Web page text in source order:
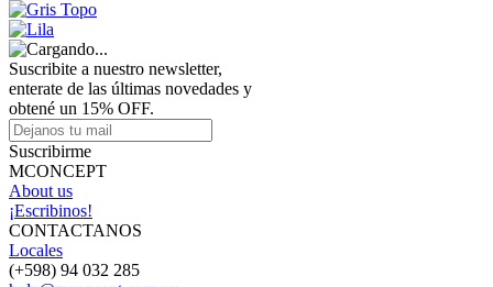
Suscribite a nuestro newsletter,
enterate de las últimas novedades y
obtené un 15% OFF.
Suscribirme
MCONCEPT
About us
¡Escribinos!
CONTACTANOS
Locales
(+598) 94 032 285